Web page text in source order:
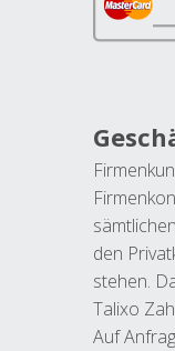
den
stehen.
Talixo
Auf